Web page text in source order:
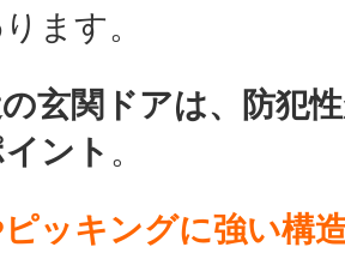
ます。
玄関ドアは、防犯
ント 。
ッキングに強い構